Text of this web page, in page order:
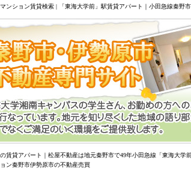
ンション賃貸検索 | 「東海大学前」駅賃貸アパート｜小田急線秦野
賃貸アパート｜松屋不動産は地元秦野市で49年小田急線「東海大
ン秦野市伊勢原市の不動産売買